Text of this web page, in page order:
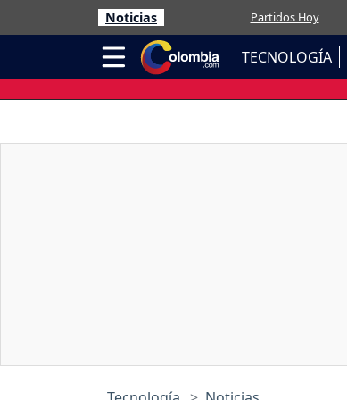
Noticias Partidos Hoy
TECNOLOGÍA